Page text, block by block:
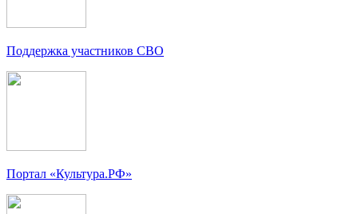
Поддержка участников СВО
Портал «Культура.РФ»